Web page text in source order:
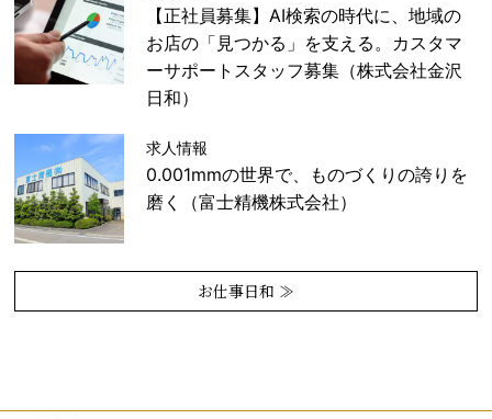
【正社員募集】AI検索の時代に、地域の
お店の「見つかる」を支える。カスタマ
ーサポートスタッフ募集（株式会社金沢
日和）
求人情報
0.001mmの世界で、ものづくりの誇りを
磨く（富士精機株式会社）
お仕事日和 ≫